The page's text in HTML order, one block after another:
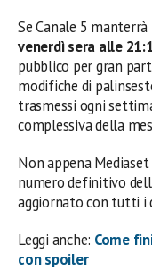
Se Canale 5
venerdì sera alle
pubblico per gran
modifiche di
trasmessi ogni
complessiva della
Non appena
numero definitivo
aggiornato con tutti i
Leggi anche: Come
con spoiler